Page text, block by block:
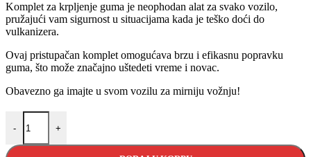
Komplet za krpljenje guma je neophodan alat za svako vozilo,
pružajući vam sigurnost u situacijama kada je teško doći do
vulkanizera.
Ovaj pristupačan komplet omogućava brzu i efikasnu popravku
guma, što može značajno uštedeti vreme i novac.
Obavezno ga imajte u svom vozilu za mirniju vožnju!
-
Komplet za krpljenje guma količina
+